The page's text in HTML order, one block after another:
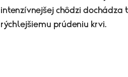
intenzívnejšej chôdzi
rýchlejšiemu prúdeniu krvi.